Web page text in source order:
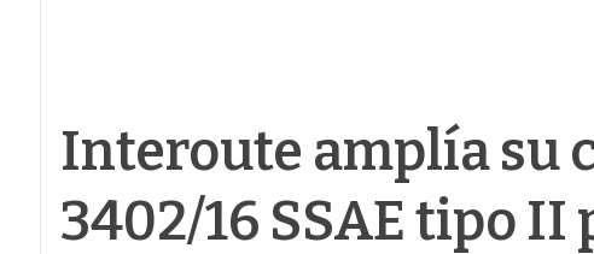
Interoute amplía su
3402/16 SSAE tipo II